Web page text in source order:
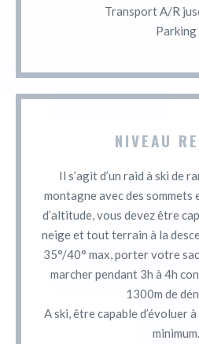
Transport A/R
Parking
NIVEAU
Il s’agit d’un raid à ski de
montagne avec des
d’altitude, vous devez être
neige et tout terrain à la
35°/40° max, porter votre
marcher pendant 3h à 4h
1300m de
A ski, être capable d’évoluer
minimum.